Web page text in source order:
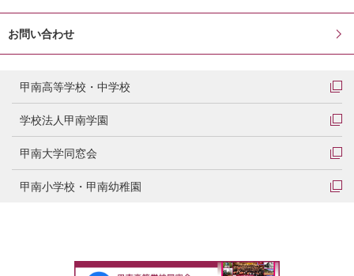
お問い合わせ
甲南高等学校・中学校
学校法人甲南学園
甲南大学同窓会
甲南小学校・甲南幼稚園